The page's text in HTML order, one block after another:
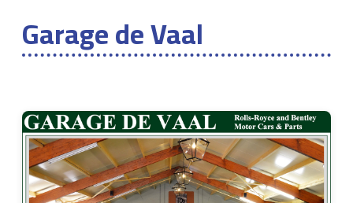
Garage de Vaal